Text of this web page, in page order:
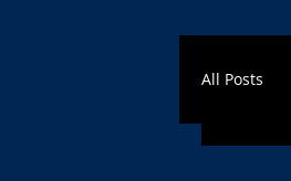
All Posts